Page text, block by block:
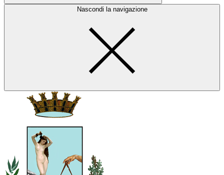
Nascondi la navigazione